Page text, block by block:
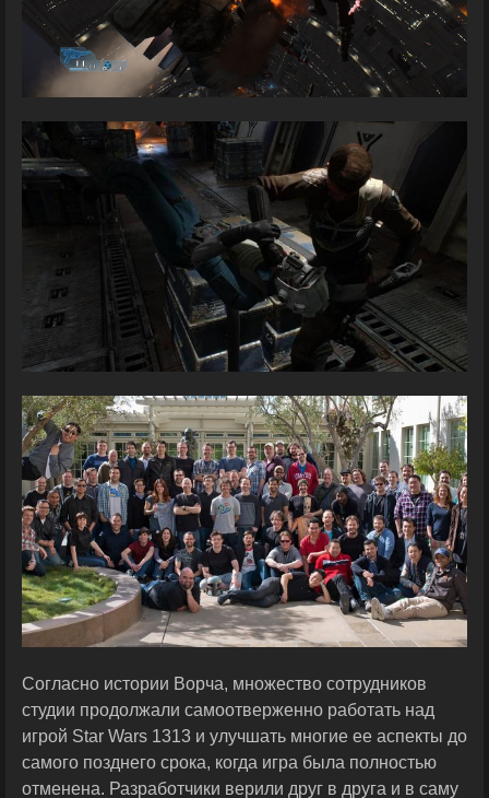
Согласно истории Ворча, множество сотрудников
студии продолжали самоотверженно работать над
игрой Star Wars 1313 и улучшать многие ее аспекты до
самого позднего срока, когда игра была полностью
отменена. Разработчики верили друг в друга и в саму